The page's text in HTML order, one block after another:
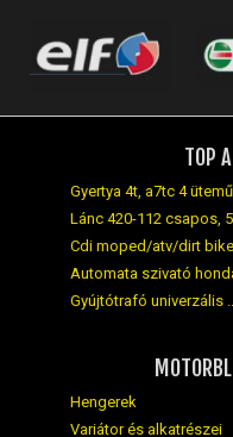
TOP
Gyertya 4t, a7tc 4
Lánc 420-112 csapos,
Cdi moped/atv/dirt
Automata szivató
Gyújtótrafó univerzális
Hengerek
Variátor és alkatrészei